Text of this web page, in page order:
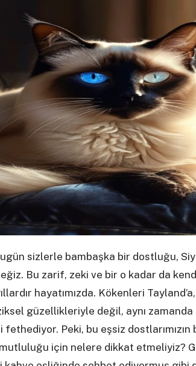
sizlerle bambaşka bir dostluğu,
Bu zarif, zeki ve bir o kadar da
hayatımızda. Kökenleri
güzellikleriyle değil, aynı
Peki, bu eşsiz dostlarımızın
mutluluğu için nelere dikkat etmeliyiz?